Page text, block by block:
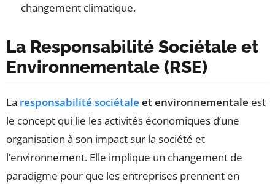
changement climatique.
La Responsabilité Sociétale et
Environnementale (RSE)
La responsabilité sociétale et environnementale est
le concept qui lie les activités économiques d’une
organisation à son impact sur la société et
l’environnement. Elle implique un changement de
paradigme pour que les entreprises prennent en